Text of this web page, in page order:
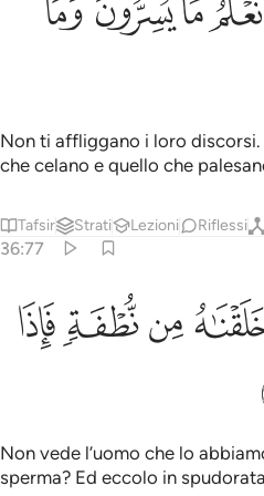
وَمَا يُعْلِنُونَ ٧٦
Non ti affliggano i loro
che celano e quello che
Tafsir Strati Lezioni Riflessi
36:77
فاذا هو خصيم مبين ٧٧
نُّطْفَةٍۢ فَإِذَا هُوَ خَصِيمٌۭ مُّبِينٌۭ ٧٧
ﱽﱾﱿ
Non vede l’uomo che lo
sperma? Ed eccolo in